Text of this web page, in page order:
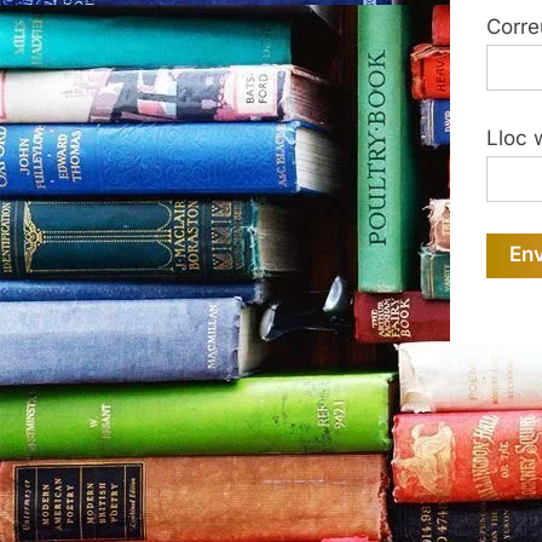
Lloc